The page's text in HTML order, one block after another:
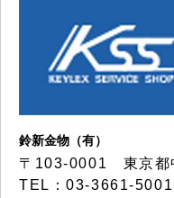
鈴新金物（有）
〒103-0001 東京都
TEL：03-3661-